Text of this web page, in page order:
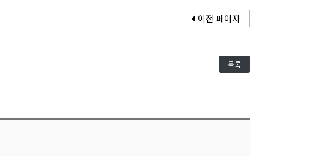
이전 페이지
목록